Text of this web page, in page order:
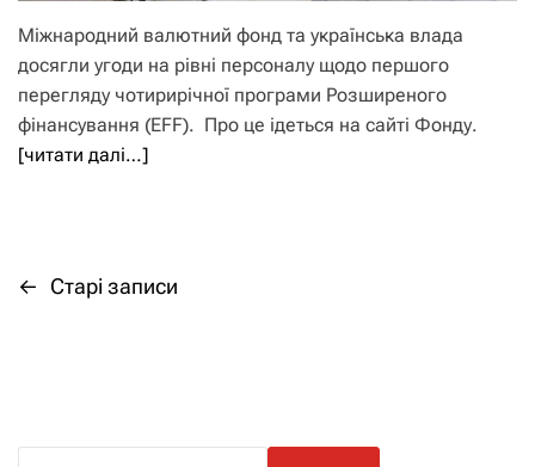
Міжнародний валютний фонд та українська влада
досягли угоди на рівні персоналу щодо першого
перегляду чотирирічної програми Розширеного
фінансування (EFF). Про це ідеться на сайті Фонду.
[читати далі…]
Н
і
← Старі записи